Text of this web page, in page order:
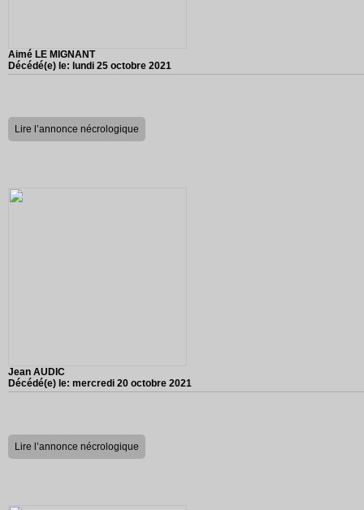
Aimé LE MIGNANT
Décédé(e) le: lundi 25 octobre 2021
Lire l’annonce nécrologique
Jean AUDIC
Décédé(e) le: mercredi 20 octobre 2021
Lire l’annonce nécrologique